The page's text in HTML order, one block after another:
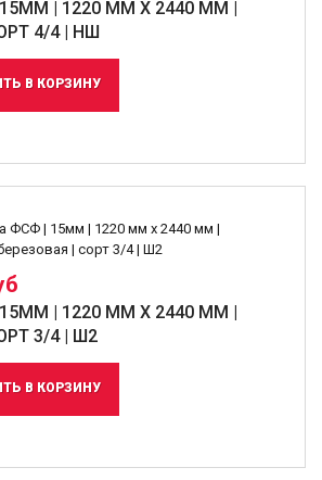
| 1220 ММ Х 2440 ММ |
4/4 | НШ
| 1220 ММ Х 2440 ММ |
3/4 | Ш2